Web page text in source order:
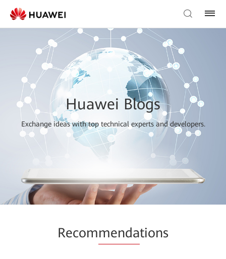
Huawei Blogs
Exchange ideas with top technical experts and developers.
Recommendations